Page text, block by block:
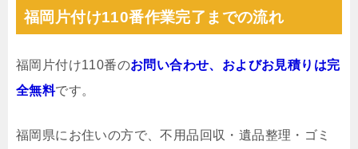
福岡片付け110番作業完了までの流れ
福岡片付け110番のお問い合わせ、およびお見積りは完
全無料です。
福岡県にお住いの方で、不用品回収・遺品整理・ゴミ